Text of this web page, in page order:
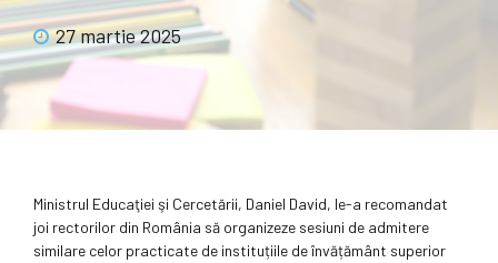
27 martie 2025
Ministrul Educaţiei şi Cercetării, Daniel David, le-a recomandat
joi rectorilor din România să organizeze sesiuni de admitere
similare celor practicate de instituțiile de învățământ superior